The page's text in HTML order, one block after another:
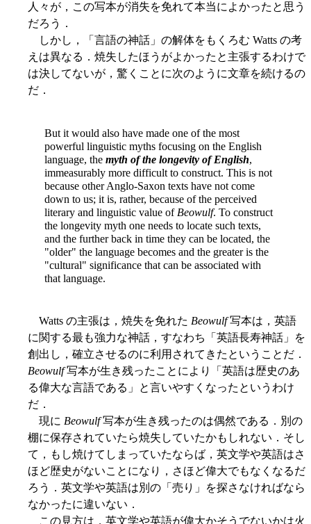
人々が，この写本が消失を免れて本当によかったと思う
だろう．
しかし，「言語の神話」の解体をもくろむ Watts の考
えは異なる．焼失したほうがよかったと主張するわけで
は決してないが，驚くことに次のように文章を続けるの
だ．
But it would also have made one of the most
powerful linguistic myths focusing on the English
language, the myth of the longevity of English,
immeasurably more difficult to construct. This is not
because other Anglo-Saxon texts have not come
down to us; it is, rather, because of the perceived
literary and linguistic value of Beowulf. To construct
the longevity myth one needs to locate such texts,
and the further back in time they can be located, the
"older" the language becomes and the greater is the
"cultural" significance that can be associated with
that language.
Watts の主張は，焼失を免れた Beowulf写本は，英語
に関する最も強力な神話，すなわち「英語長寿神話」を
創出し，確立させるのに利用されてきたということだ．
Beowulf写本が生き残ったことにより「英語は歴史のあ
る偉大な言語である」と言いやすくなったというわけ
だ．
現に Beowulf写本が生き残ったのは偶然である．別の
棚に保存されていたら焼失していたかもしれない．そし
て，もし焼けてしまっていたならば，英文学や英語はさ
ほど歴史がないことになり，さほど偉大でもなくなるだ
ろう．英文学や英語は別の「売り」を探さなければなら
なかったに違いない．
この見方は，英文学や英語が偉大かそうでないかは火